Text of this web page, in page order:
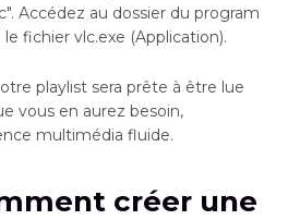
Accédez au dossier du program
fichier vlc.exe (Application).
playlist sera prête à être lue
vous en aurez besoin,
multimédia fluide.
créer une